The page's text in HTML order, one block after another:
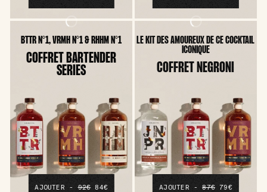
BTTR N°1, VRMH N°1 & RHHM N°1
COFFRET BARTENDER
SERIES
AJOUTER -92€84€
LE KIT DES AMOUREUX DE CE COCKTAIL
ICONIQUE
COFFRET NEGRONI
AJOUTER -87€79€